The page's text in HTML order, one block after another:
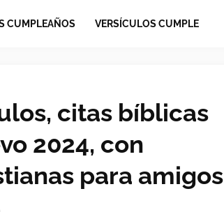
CUMPLEAÑOS VERSÍCULOS CUMPLE
citas bíblicas
2024, con
para amigos